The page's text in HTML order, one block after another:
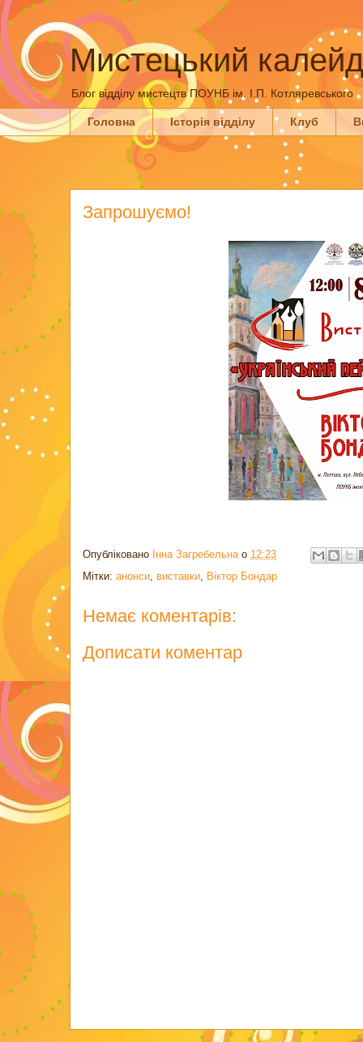
Мистецький
Блог відділу мистецтв ПОУНБ ім. І.П. Котляревського
Головна Історія відділу Клуб
Запрошуємо!
Опубліковано Інна Загребельна о 12:23
Мітки: анонси виставки Віктор Бондар
Немає коментарів:
Дописати коментар